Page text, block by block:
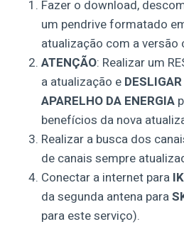
Fazer o download,
um pendrive formatado
atualização com a versão
ATENÇÃO: Realizar um
a atualização e
APARELHO DA ENERGIA
benefícios da nova
Realizar a busca dos
de canais sempre
Conectar a internet para
da segunda antena para
para este serviço).